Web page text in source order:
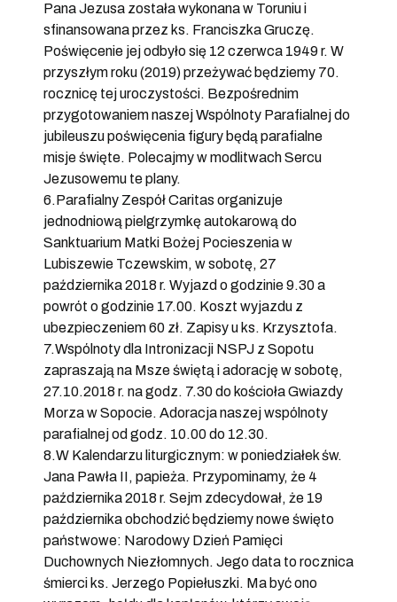
Pana Jezusa została wykonana w Toruniu i
sfinansowana przez ks. Franciszka Gruczę.
Poświęcenie jej odbyło się 12 czerwca 1949 r. W
przyszłym roku (2019) przeżywać będziemy 70.
rocznicę tej uroczystości. Bezpośrednim
przygotowaniem naszej Wspólnoty Parafialnej do
jubileuszu poświęcenia figury będą parafialne
misje święte. Polecajmy w modlitwach Sercu
Jezusowemu te plany.
6.Parafialny Zespół Caritas organizuje
jednodniową pielgrzymkę autokarową do
Sanktuarium Matki Bożej Pocieszenia w
Lubiszewie Tczewskim, w sobotę, 27
października 2018 r. Wyjazd o godzinie 9.30 a
powrót o godzinie 17.00. Koszt wyjazdu z
ubezpieczeniem 60 zł. Zapisy u ks. Krzysztofa.
7.Wspólnoty dla Intronizacji NSPJ z Sopotu
zapraszają na Msze świętą i adorację w sobotę,
27.10.2018 r. na godz. 7.30 do kościoła Gwiazdy
Morza w Sopocie. Adoracja naszej wspólnoty
parafialnej od godz. 10.00 do 12.30.
8.W Kalendarzu liturgicznym: w poniedziałek św.
Jana Pawła II, papieża. Przypominamy, że 4
października 2018 r. Sejm zdecydował, że 19
października obchodzić będziemy nowe święto
państwowe: Narodowy Dzień Pamięci
Duchownych Niezłomnych. Jego data to rocznica
śmierci ks. Jerzego Popiełuszki. Ma być ono